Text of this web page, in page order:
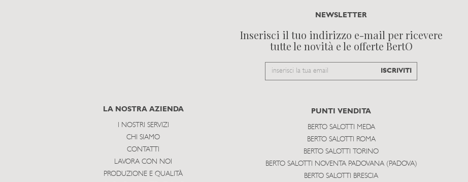
NEWSLETTER
Inserisci il tuo indirizzo e-mail per ricevere
tutte le novità e le offerte BertO
Email
ISCRIVITI
LA NOSTRA AZIENDA
I NOSTRI SERVIZI
CHI SIAMO
CONTATTI
LAVORA CON NOI
PRODUZIONE E QUALITÀ
PUNTI VENDITA
BERTO SALOTTI MEDA
BERTO SALOTTI ROMA
BERTO SALOTTI TORINO
BERTO SALOTTI NOVENTA PADOVANA (PADOVA)
BERTO SALOTTI BRESCIA